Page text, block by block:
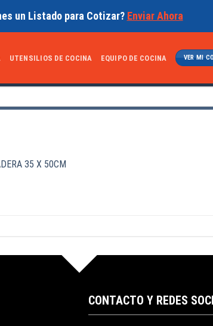
un Listado para Cotizar? Enviar Ahora
UTENSILIOS DE COCINA EQUIPO DE COCINA VER MI
35 X 50CM
CONTACTO Y REDES